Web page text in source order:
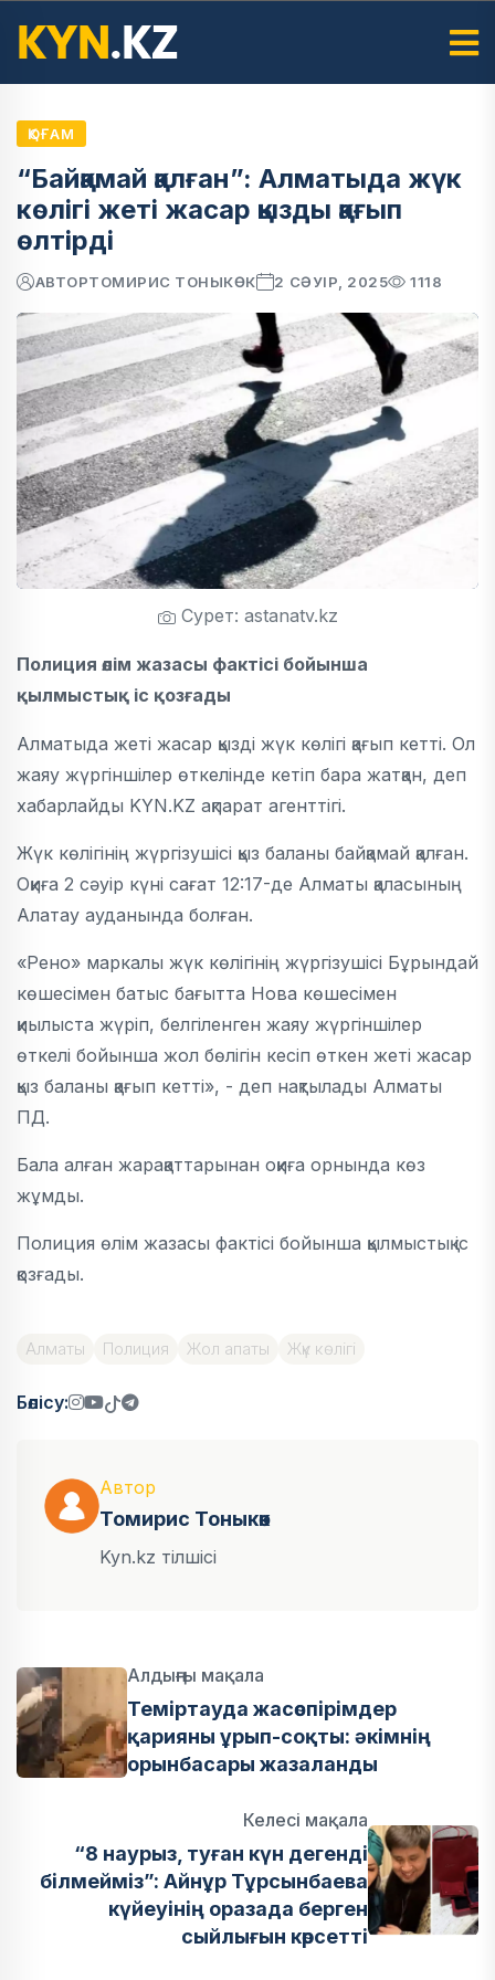
ҚОҒАМ
“Байқамай қалған”: Алматыда жүк
көлігі жеті жасар қызды қағып
өлтірді
АВТОРТОМИРИС ТОНЫКӨК 2 СӘУІР, 2025 1118
Сурет: astanatv.kz
Полиция өлім жазасы фактісі бойынша
қылмыстық іс қозғады
Алматыда жеті жасар қызді жүк көлігі қағып кетті. Ол
жаяу жүргіншілер өткелінде кетіп бара жатқан, деп
хабарлайды KYN.KZ ақпарат агенттігі.
Жүк көлігінің жүргізушісі қыз баланы байқамай қалған.
Оқиға 2 сәуір күні сағат 12:17-де Алматы қаласының
Алатау ауданында болған.
«Рено» маркалы жүк көлігінің жүргізушісі Бұрындай
көшесімен батыс бағытта Нова көшесімен
қиылыста жүріп, белгіленген жаяу жүргіншілер
өткелі бойынша жол бөлігін кесіп өткен жеті жасар
қыз баланы қағып кетті», - деп нақтылады Алматы
ПД.
Бала алған жарақаттарынан оқиға орнында көз
жұмды.
Полиция өлім жазасы фактісі бойынша қылмыстық іс
қозғады.
Алматы Полиция Жол апаты Жүк көлігі
Бөлісу:
Автор
Томирис Тоныкөк
Kyn.kz тілшісі
Алдыңғы мақала
Теміртауда жасөспірімдер
қарияны ұрып-соқты: әкімнің
орынбасары жазаланды
Келесі мақала
“8 наурыз, туған күн дегенді
білмейміз”: Айнұр Тұрсынбаева
күйеуінің оразада берген
сыйлығын көрсетті